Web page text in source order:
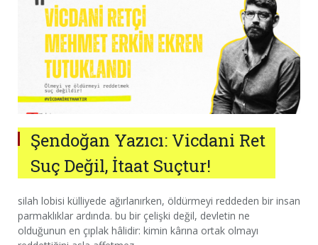
Şendoğan Yazıcı: Vicdani Ret
Suç Değil, İtaat Suçtur!
silah lobisi külliyede ağırlanırken, öldürmeyi reddeden bir insan
parmaklıklar ardında. bu bir çelişki değil, devletin ne
olduğunun en çıplak hâlidir: kimin kârına ortak olmayı